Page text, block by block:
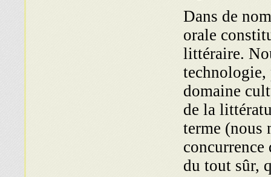
Dans de
orale
littéraire.
technologie,
domaine
de la
terme (nous
du tout sûr,